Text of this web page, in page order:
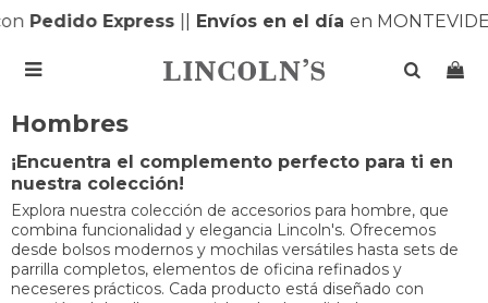
Pedido Express Envíos en el día en

Hombres
¡Encuentra el complemento perfecto para ti en
nuestra colección!
Explora nuestra colección de accesorios para hombre, que
combina funcionalidad y elegancia Lincoln's. Ofrecemos
desde bolsos modernos y mochilas versátiles hasta sets de
parrilla completos, elementos de oficina refinados y
neceseres prácticos. Cada producto está diseñado con